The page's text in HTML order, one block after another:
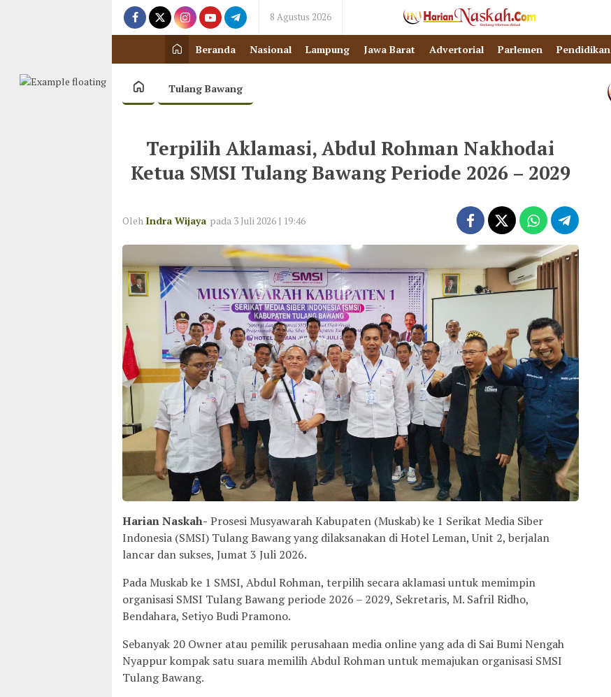
8 Agustus 2026
Beranda Nasional Lampung Jawa Barat Advertorial Parlemen Pendidikan
Tulang Bawang
Terpilih Aklamasi, Abdul Rohman Nakhodai
Ketua SMSI Tulang Bawang Periode 2026 – 2029
Oleh Indra Wijaya pada 3 Juli 2026 | 19:46
Harian Naskah- Prosesi Musyawarah Kabupaten (Muskab) ke 1 Serikat Media Siber
Indonesia (SMSI) Tulang Bawang yang dilaksanakan di Hotel Leman, Unit 2, berjalan
lancar dan sukses, Jumat 3 Juli 2026.
Pada Muskab ke 1 SMSI, Abdul Rohman, terpilih secara aklamasi untuk memimpin
organisasi SMSI Tulang Bawang periode 2026 – 2029, Sekretaris, M. Safril Ridho,
Bendahara, Setiyo Budi Pramono.
Sebanyak 20 Owner atau pemilik perusahaan media online yang ada di Sai Bumi Nengah
Nyappur kompak satu suara memilih Abdul Rohman untuk memajukan organisasi SMSI
Tulang Bawang.